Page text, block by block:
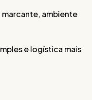
marcante, ambiente
e logística mais